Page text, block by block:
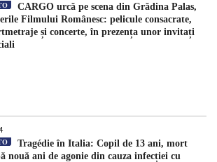
CARGO urcă pe scena din Grădina Palas,
Filmului Românesc: pelicule consacrate,
și concerte, în prezența unor invitați
Tragédie în Italia: Copil de 13 ani, mort
nouă ani de agonie din cauza infecției cu